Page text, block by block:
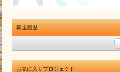
募金履歴
お気に入りプロジェクト